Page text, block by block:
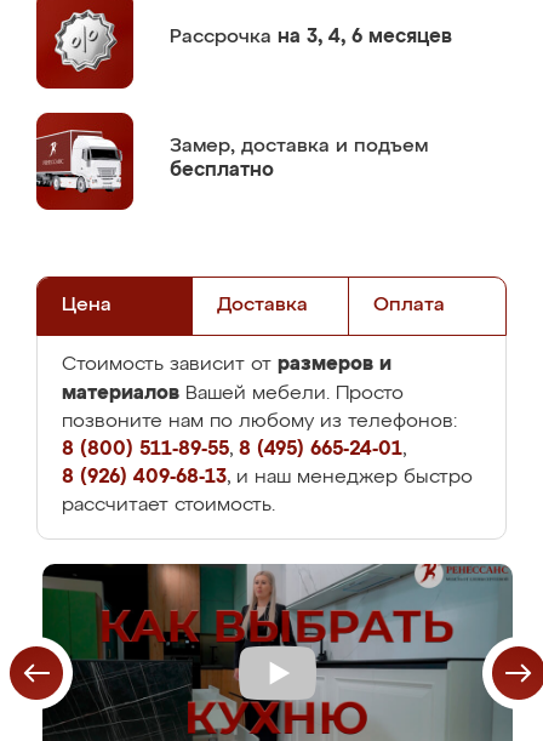
Рассрочка на 3, 4, 6 месяцев
Замер, доставка и подъем
бесплатно
Цена Доставка Оплата
Стоимость зависит от размеров и
материалов Вашей мебели. Просто
позвоните нам по любому из телефонов:
8 (800) 511-89-55, 8 (495) 665-24-01,
8 (926) 409-68-13, и наш менеджер быстро
рассчитает стоимость.